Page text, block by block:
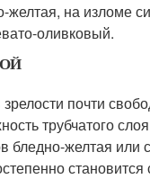
желтая, на изломе
оливковый.
почти
трубчатого
бледно-желтая или
становится